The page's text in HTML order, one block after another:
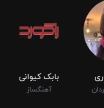
بابک کیوانی
آهنگساز